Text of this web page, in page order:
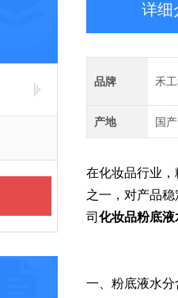
详细
品牌 禾
产地 国产
在化妆品行业
之一，对产品
司化妆品粉底
一、粉底液水